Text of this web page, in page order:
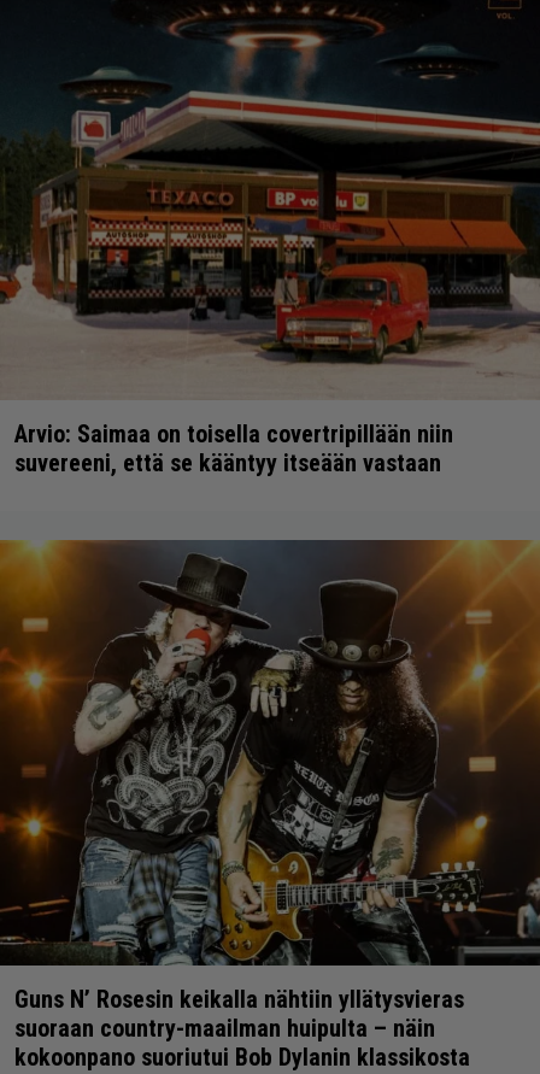
Arvio: Saimaa on toisella covertripillään niin
suvereeni, että se kääntyy itseään vastaan
Guns N’ Rosesin keikalla nähtiin yllätysvieras
suoraan country-maailman huipulta – näin
kokoonpano suoriutui Bob Dylanin klassikosta